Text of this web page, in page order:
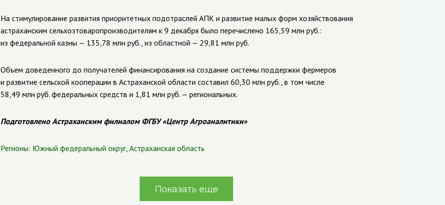
На стимулирование развития приоритетных подотраслей АПК и развитие малых форм хозяйствования
астраханским сельхозтоваропроизводителям к 9 декабря было перечислено 165,59 млн руб.:
из федеральной казны — 135,78 млн руб., из областной — 29,81 млн руб.
Объем доведенного до получателей финансирования на создание системы поддержки фермеров
и развитие сельской кооперации в Астраханской области составил 60,30 млн руб., в том числе
58,49 млн руб. федеральных средств и 1,81 млн руб. — региональных.
Подготовлено Астраханским филиалом ФГБУ «Центр Агроаналитики»
Регионы: Южный федеральный округ, Астраханская область
Показать еще